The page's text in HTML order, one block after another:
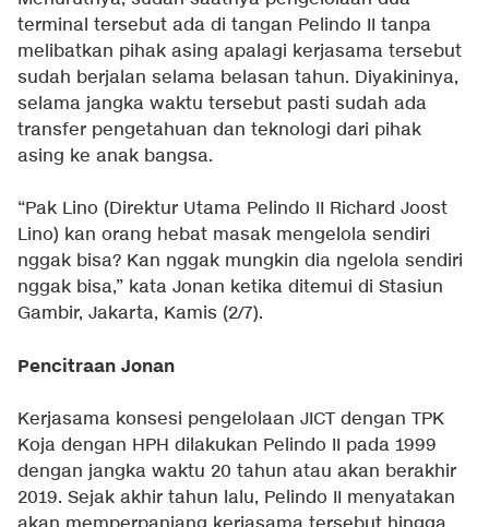
terminal tersebut ada di tangan Pelindo II tanpa
melibatkan pihak asing apalagi kerjasama tersebut
sudah berjalan selama belasan tahun. Diyakininya,
selama jangka waktu tersebut pasti sudah ada
transfer pengetahuan dan teknologi dari pihak
asing ke anak bangsa.
“Pak Lino (Direktur Utama Pelindo II Richard Joost
Lino) kan orang hebat masak mengelola sendiri
nggak bisa? Kan nggak mungkin dia ngelola sendiri
nggak bisa,” kata Jonan ketika ditemui di Stasiun
Gambir, Jakarta, Kamis (2/7).
Pencitraan Jonan
Kerjasama konsesi pengelolaan JICT dengan TPK
Koja dengan HPH dilakukan Pelindo II pada 1999
dengan jangka waktu 20 tahun atau akan berakhir
2019. Sejak akhir tahun lalu, Pelindo II menyatakan